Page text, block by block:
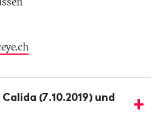
.ch
(7.10.2019) und